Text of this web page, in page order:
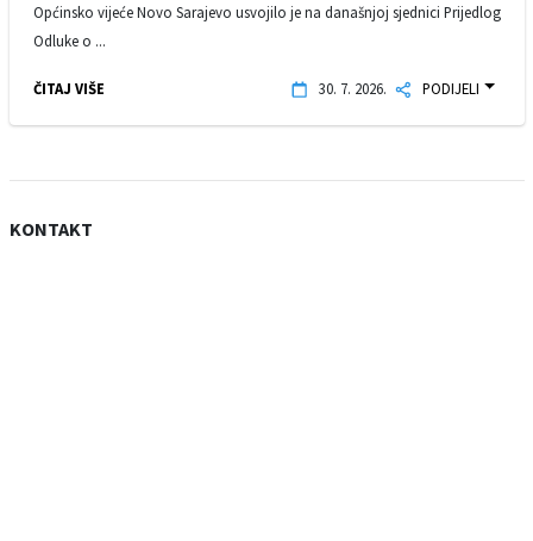
Općinsko vijeće Novo Sarajevo usvojilo je na današnjoj sjednici Prijedlog
Odluke o ...
ČITAJ VIŠE 30. 7. 2026. PODIJELI
KONTAKT